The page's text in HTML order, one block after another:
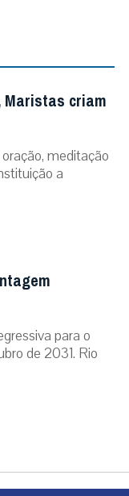
Maristas criam
meditação
a
para o
de 2031. Rio